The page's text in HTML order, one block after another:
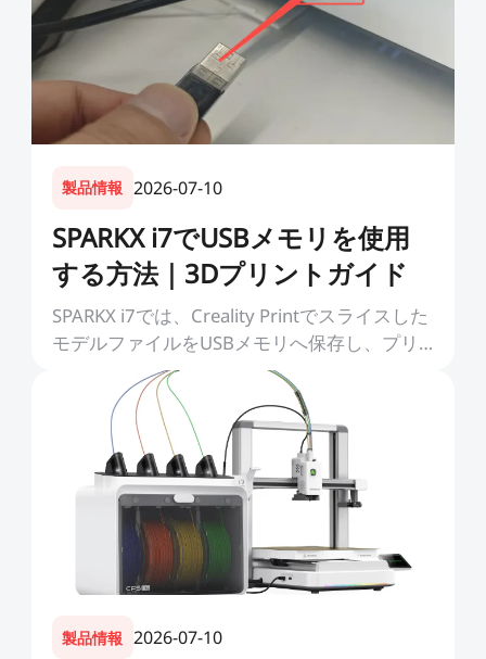
製品情報 2026-07-10
SPARKX i7でUSBメモリを使用
する方法｜3Dプリントガイド
SPARKX i7では、Creality Printでスライスした
モデルファイルをUSBメモリへ保存し、プリ
ンター本体から直接読み込んでプリントを開
始できます。本ガイドでは、USBメモリの準
製品情報 2026-07-10